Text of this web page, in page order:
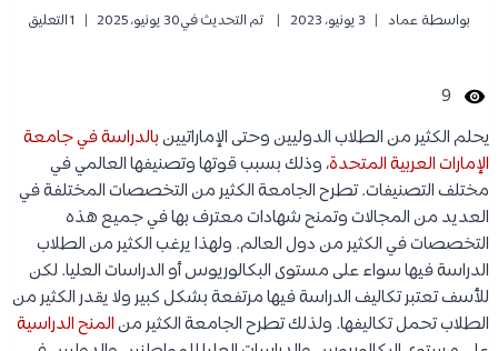
بواسطة عماد 3 يونيو، 2023 تم التحديث في30 يونيو، 2025 1 التعليق
9
يحلم الكثير من الطلاب الدوليين وحتى الإماراتيينبالدراسة في جامعة
الإمارات العربية المتحدة، وذلك بسبب قوتها وتصنيفها العالمي في
مختلف التصنيفات. تطرح الجامعة الكثير من التخصصات المختلفة في
العديد من المجالات وتمنح شهادات معترف بها في جميع هذه
التخصصات في الكثير من دول العالم. ولهذا يرغب الكثير من الطلاب
الدراسة فيها سواء على مستوى البكالوريوس أو الدراسات العليا. لكن
للأسف تعتبر تكاليف الدراسة فيها مرتفعة بشكل كبير ولا يقدر الكثير من
الطلاب تحمل تكاليفها. ولذلك تطرح الجامعة الكثير منالمنح الدراسية